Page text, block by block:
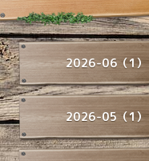
2026-06（1）
2026-05（1）